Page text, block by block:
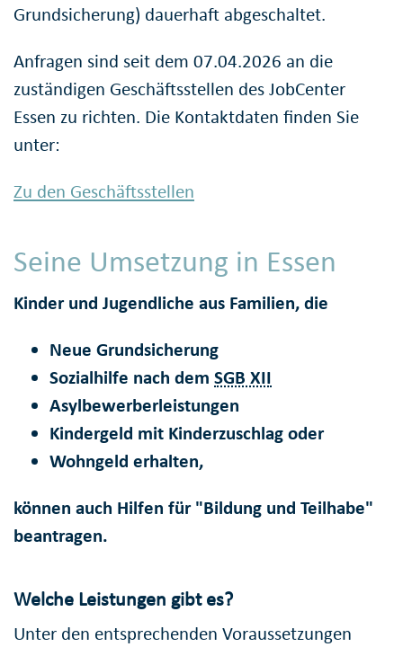
Grundsicherung) dauerhaft abgeschaltet.
Anfragen sind seit dem 07.04.2026 an die
zuständigen Geschäftsstellen des JobCenter
Essen zu richten. Die Kontaktdaten finden Sie
unter:
Zu den Geschäftsstellen
Seine Umsetzung in Essen
Kinder und Jugendliche aus Familien, die
Neue Grundsicherung
Sozialhilfe nach dem SGB XII
Asylbewerberleistungen
Kindergeld mit Kinderzuschlag oder
Wohngeld erhalten,
können auch Hilfen für "Bildung und Teilhabe"
beantragen.
Welche Leistungen gibt es?
Unter den entsprechenden Voraussetzungen